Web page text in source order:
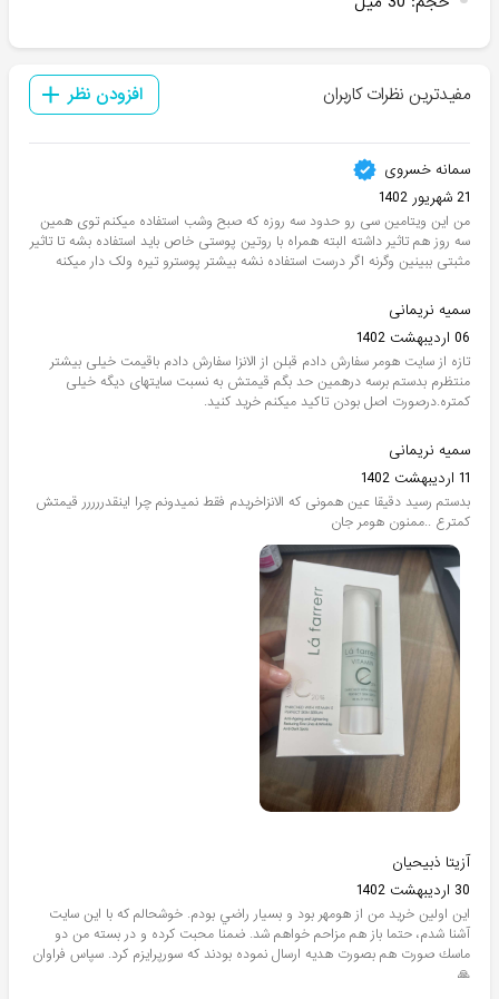
مفیدترین نظرات کاربران افزودن نظر
سمانه خسروی
21 شهریور 1402
من این ویتامین سی رو حدود سه روزه که صبح وشب استفاده میکنم توی همین
سه روز هم تاثیر داشته البته همراه با روتین پوستی خاص باید استفاده بشه تا تاثیر
مثبتی ببینین وگرنه اگر درست استفاده نشه بیشتر پوسترو تیره ولک دار میکنه
سمیه نریمانی
06 اردیبهشت 1402
تازه از سایت هومر سفارش دادم قبلن از الانزا سفارش دادم باقیمت خیلی بیشتر
منتظرم بدستم برسه درهمین حد بگم قیمتش به نسبت سایتهای دیگه خیلی
کمتره.درصورت اصل بودن تاکید میکنم خرید کنید.
سمیه نریمانی
11 اردیبهشت 1402
بدستم رسید دقیقا عین همونی ‌که الانزا‌خریدم فقط نمیدونم چرا اینقدررررر قیمتش
کمترع ..ممنون هومر جان
آزیتا ذبیحیان
30 اردیبهشت 1402
اين اولين خريد من از هومهر بود و بسيار راضي بودم. خوشحالم كه با اين سايت
آشنا شدم، حتما باز هم مزاحم خواهم شد. ضمنا محبت كرده و در بسته من دو
ماسك صورت هم بصورت هديه ارسال نموده بودند كه سورپرايزم كرد. سپاس فراوان
🙏